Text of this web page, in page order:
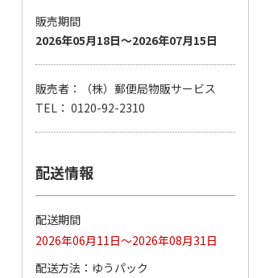
販売期間
2026年05月18日～2026年07月15日
販売者：（株）郵便局物販サービス
TEL： 0120-92-2310
配送情報
配送期間
2026年06月11日～2026年08月31日
配送方法
ゆうパック